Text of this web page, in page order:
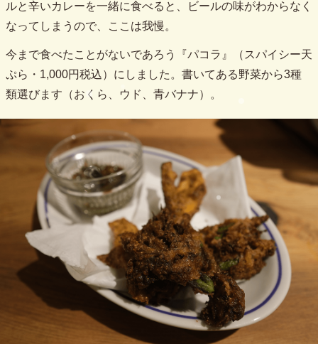
ルと辛いカレーを一緒に食べると、ビールの味がわからなく
なってしまうので、ここは我慢。
今まで食べたことがないであろう『パコラ』（スパイシー天
ぷら・1,000円税込）にしました。書いてある野菜から3種
類選びます（おくら、ウド、青バナナ）。